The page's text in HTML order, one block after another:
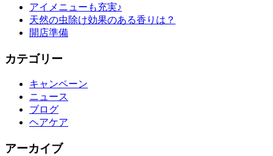
アイメニューも充実♪
天然の虫除け効果のある香りは？
開店準備
カテゴリー
キャンペーン
ニュース
ブログ
ヘアケア
アーカイブ